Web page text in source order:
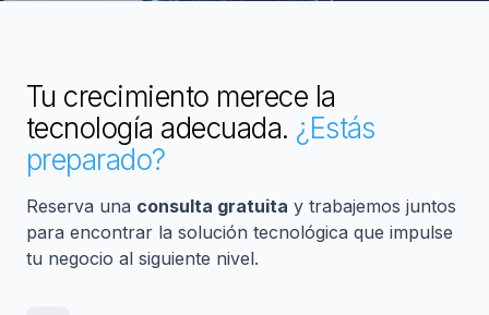
Tu crecimiento merece la
tecnología adecuada. ¿Estás
preparado?
Reserva una consulta gratuita y trabajemos juntos
para encontrar la solución tecnológica que impulse
tu negocio al siguiente nivel.